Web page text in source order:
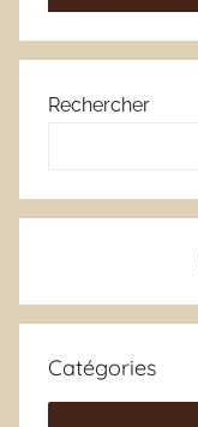
Rechercher
Catégories